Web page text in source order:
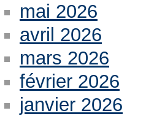
mai 2026
avril 2026
mars 2026
février 2026
janvier 2026